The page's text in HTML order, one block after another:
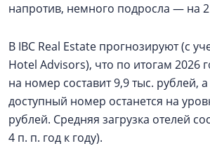
напротив, немного подросла — на 2
В IBC Real Estate прогнозируют (с
Hotel Advisors), что по итогам 2026
на номер составит 9,9 тыс. рублей,
доступный номер останется на
рублей. Средняя загрузка отелей
4 п. п. год к году).